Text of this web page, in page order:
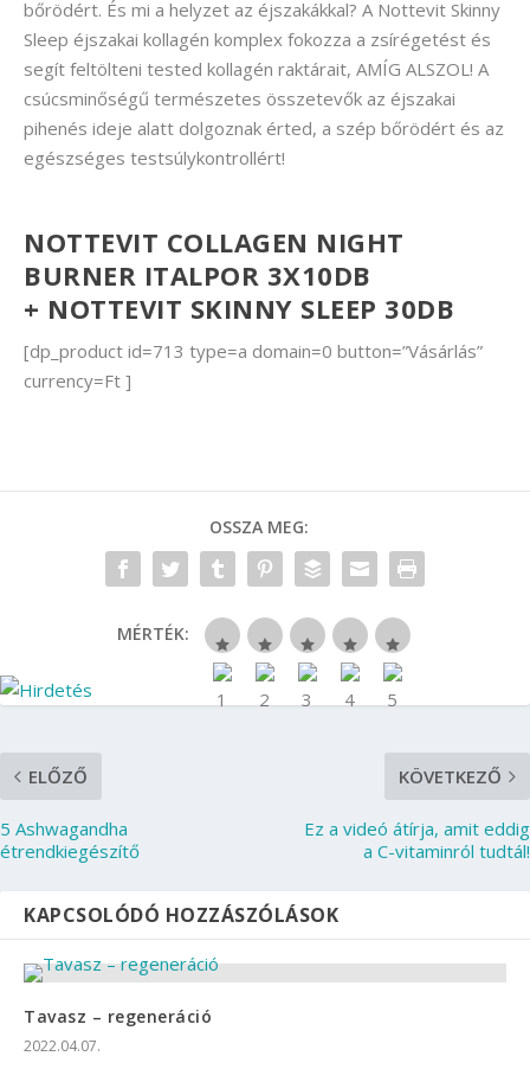
bőrödért. És mi a helyzet az éjszakákkal? A Nottevit Skinny
Sleep éjszakai kollagén komplex fokozza a zsírégetést és
segít feltölteni tested kollagén raktárait, AMÍG ALSZOL! A
csúcsminőségű természetes összetevők az éjszakai
pihenés ideje alatt dolgoznak érted, a szép bőrödért és az
egészséges testsúlykontrollért!
NOTTEVIT COLLAGEN NIGHT
BURNER ITALPOR 3X10DB
+ NOTTEVIT SKINNY SLEEP 30DB
[dp_product id=713 type=a domain=0 button=”Vásárlás”
currency=Ft ]
OSSZA MEG:
MÉRTÉK:
ELŐZŐ
5 Ashwagandha
étrendkiegészítő
KÖVETKEZŐ
Ez a videó átírja, amit eddig
a C-vitaminról tudtál!
KAPCSOLÓDÓ HOZZÁSZÓLÁSOK
Tavasz – regeneráció
2022.04.07.